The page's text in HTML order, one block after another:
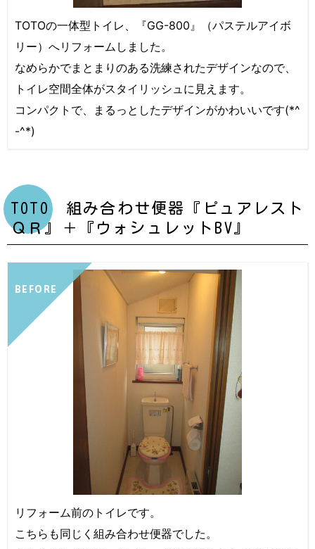
TOTOの一体型トイレ、『GG-800』（パステルアイボ
リー）へリフォームしました。
なめらかでまとまりのある洗練されたデザインなので、
トイレ空間全体がスタイリッシュに見えます。
コンパクトで、まるっとしたデザインがかわいいです(*^
-^*)
TOTO 組み合わせ便器『ピュアレスト
ＱＲ』＋『ウォシュレットBV』
BEFORE
リフォーム前のトイレです。
こちらも同じく組み合わせ便器でした。